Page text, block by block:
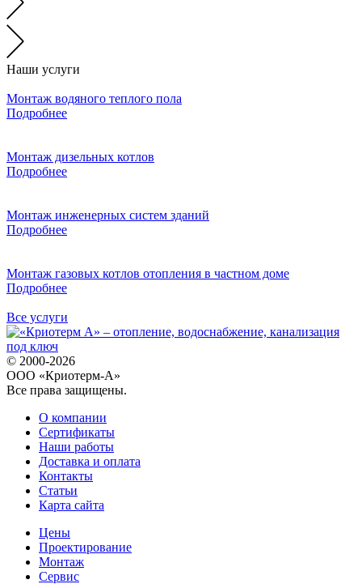
Наши услуги
Монтаж водяного теплого пола
Подробнее
Монтаж дизельных котлов
Подробнее
Монтаж инженерных систем зданий
Подробнее
Монтаж газовых котлов отопления в частном доме
Подробнее
Все услуги
© 2000-2026
ООО «Криотерм-А»
Все права защищены.
О компании
Сертификаты
Наши работы
Доставка и оплата
Контакты
Статьи
Карта сайта
Цены
Проектирование
Монтаж
Сервис